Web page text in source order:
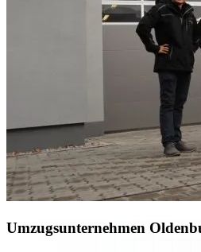
Umzugsunternehmen